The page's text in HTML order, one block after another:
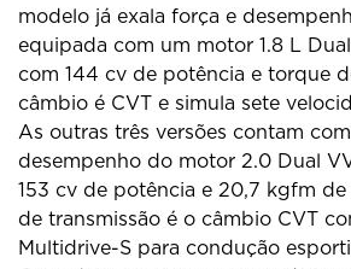
modelo já exala força e
equipada com um motor 1.8 L
com 144 cv de potência e torque
câmbio é CVT e simula sete
As outras três versões contam
desempenho do motor 2.0 Dual
153 cv de potência e 20,7 kgfm
de transmissão é o câmbio CVT
Multidrive-S para condução